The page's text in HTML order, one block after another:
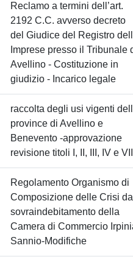
Reclamo a termini dell’art.
2192 C.C. avverso decreto
del Giudice del Registro
Imprese presso il Tribunale
Avellino - Costituzione in
giudizio - Incarico legale
raccolta degli usi vigenti
province di Avellino e
Benevento -approvazione
revisione titoli I, II, III, IV e VII
Regolamento Organismo di
Composizione delle Crisi da
sovraindebitamento della
Camera di Commercio
Sannio-Modifiche